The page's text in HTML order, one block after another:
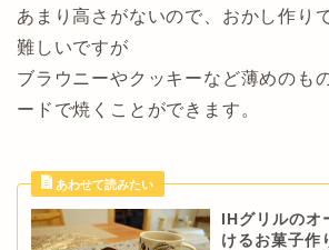
あまり高さがないので、おかし作り
難しいですが
ブラウニーやクッキーなど薄めのも
ードで焼くことができます。
IHグリルのオ
けるお菓子作